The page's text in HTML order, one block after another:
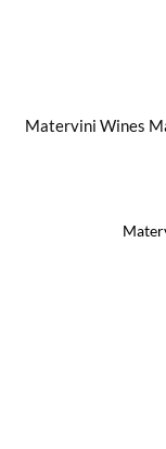
Matervini Wines